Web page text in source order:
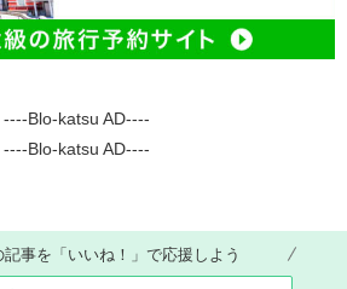
----Blo-katsu AD----
----Blo-katsu AD----
事を「いいね！」で応援しよう